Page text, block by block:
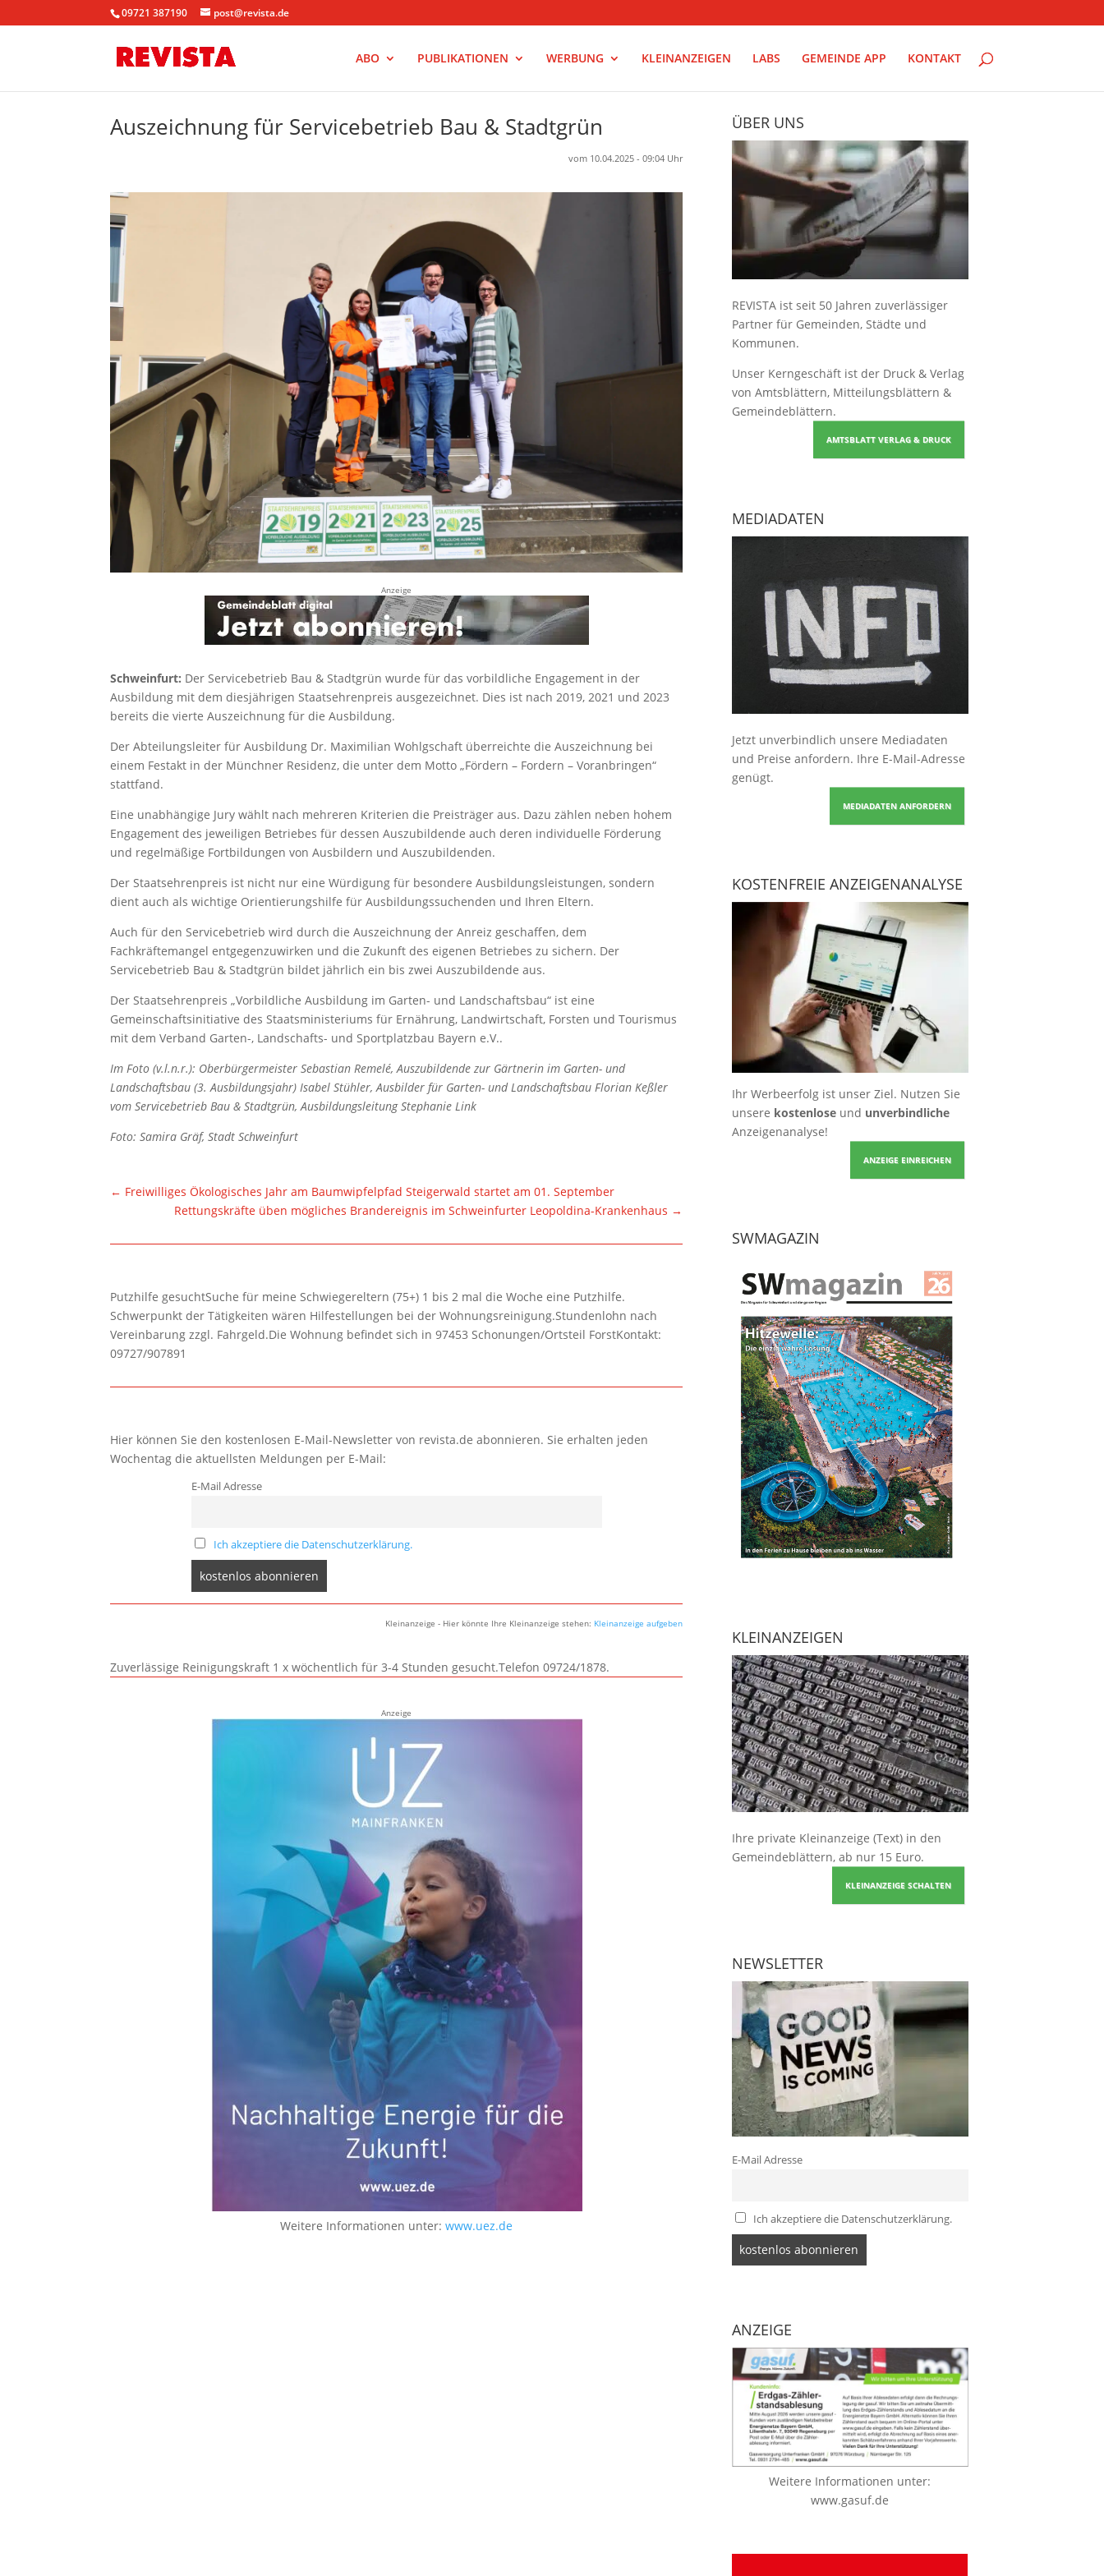
09721 387190 post@revista.de
ABO PUBLIKATIONEN WERBUNG KLEINANZEIGEN LABS GEMEINDE APP KONTAKT
Auszeichnung für Servicebetrieb Bau & Stadtgrün
vom 10.04.2025 - 09:04 Uhr
Anzeige
Schweinfurt: Der Servicebetrieb Bau & Stadtgrün wurde für das vorbildliche Engagement in der
Ausbildung mit dem diesjährigen Staatsehrenpreis ausgezeichnet. Dies ist nach 2019, 2021 und 2023
bereits die vierte Auszeichnung für die Ausbildung.
Der Abteilungsleiter für Ausbildung Dr. Maximilian Wohlgschaft überreichte die Auszeichnung bei
einem Festakt in der Münchner Residenz, die unter dem Motto „Fördern – Fordern – Voranbringen“
stattfand.
Eine unabhängige Jury wählt nach mehreren Kriterien die Preisträger aus. Dazu zählen neben hohem
Engagement des jeweiligen Betriebes für dessen Auszubildende auch deren individuelle Förderung
und regelmäßige Fortbildungen von Ausbildern und Auszubildenden.
Der Staatsehrenpreis ist nicht nur eine Würdigung für besondere Ausbildungsleistungen, sondern
dient auch als wichtige Orientierungshilfe für Ausbildungssuchenden und Ihren Eltern.
Auch für den Servicebetrieb wird durch die Auszeichnung der Anreiz geschaffen, dem
Fachkräftemangel entgegenzuwirken und die Zukunft des eigenen Betriebes zu sichern. Der
Servicebetrieb Bau & Stadtgrün bildet jährlich ein bis zwei Auszubildende aus.
Der Staatsehrenpreis „Vorbildliche Ausbildung im Garten- und Landschaftsbau“ ist eine
Gemeinschaftsinitiative des Staatsministeriums für Ernährung, Landwirtschaft, Forsten und Tourismus
mit dem Verband Garten-, Landschafts- und Sportplatzbau Bayern e.V..
Im Foto (v.l.n.r.): Oberbürgermeister Sebastian Remelé, Auszubildende zur Gärtnerin im Garten- und
Landschaftsbau (3. Ausbildungsjahr) Isabel Stühler, Ausbilder für Garten- und Landschaftsbau Florian Keßler
vom Servicebetrieb Bau & Stadtgrün, Ausbildungsleitung Stephanie Link
Foto: Samira Gräf, Stadt Schweinfurt
← Freiwilliges Ökologisches Jahr am Baumwipfelpfad Steigerwald startet am 01. September
Rettungskräfte üben mögliches Brandereignis im Schweinfurter Leopoldina-Krankenhaus →
Putzhilfe gesuchtSuche für meine Schwiegereltern (75+) 1 bis 2 mal die Woche eine Putzhilfe.
Schwerpunkt der Tätigkeiten wären Hilfestellungen bei der Wohnungsreinigung.Stundenlohn nach
Vereinbarung zzgl. Fahrgeld.Die Wohnung befindet sich in 97453 Schonungen/Ortsteil ForstKontakt:
09727/907891
Hier können Sie den kostenlosen E-Mail-Newsletter von revista.de abonnieren. Sie erhalten jeden
Wochentag die aktuellsten Meldungen per E-Mail:
E-Mail Adresse
Ich akzeptiere die Datenschutzerklärung.
Kleinanzeige - Hier könnte Ihre Kleinanzeige stehen: Kleinanzeige aufgeben
Zuverlässige Reinigungskraft 1 x wöchentlich für 3-4 Stunden gesucht.Telefon 09724/1878.
Anzeige
Weitere Informationen unter:www.uez.de
ÜBER UNS
REVISTA ist seit 50 Jahren zuverlässiger
Partner für Gemeinden, Städte und
Kommunen.
Unser Kerngeschäft ist der Druck & Verlag
von Amtsblättern, Mitteilungsblättern &
Gemeindeblättern.
AMTSBLATT VERLAG & DRUCK
MEDIADATEN
Jetzt unverbindlich unsere Mediadaten
und Preise anfordern. Ihre E-Mail-Adresse
genügt.
MEDIADATEN ANFORDERN
KOSTENFREIE ANZEIGENANALYSE
Ihr Werbeerfolg ist unser Ziel. Nutzen Sie
unsere kostenloseund unverbindliche
Anzeigenanalyse!
ANZEIGE EINREICHEN
SWMAGAZIN
KLEINANZEIGEN
Ihre private Kleinanzeige (Text) in den
Gemeindeblättern, ab nur 15 Euro.
KLEINANZEIGE SCHALTEN
NEWSLETTER
E-Mail Adresse
Ich akzeptiere die Datenschutzerklärung.
ANZEIGE
Weitere Informationen unter:
www.gasuf.de